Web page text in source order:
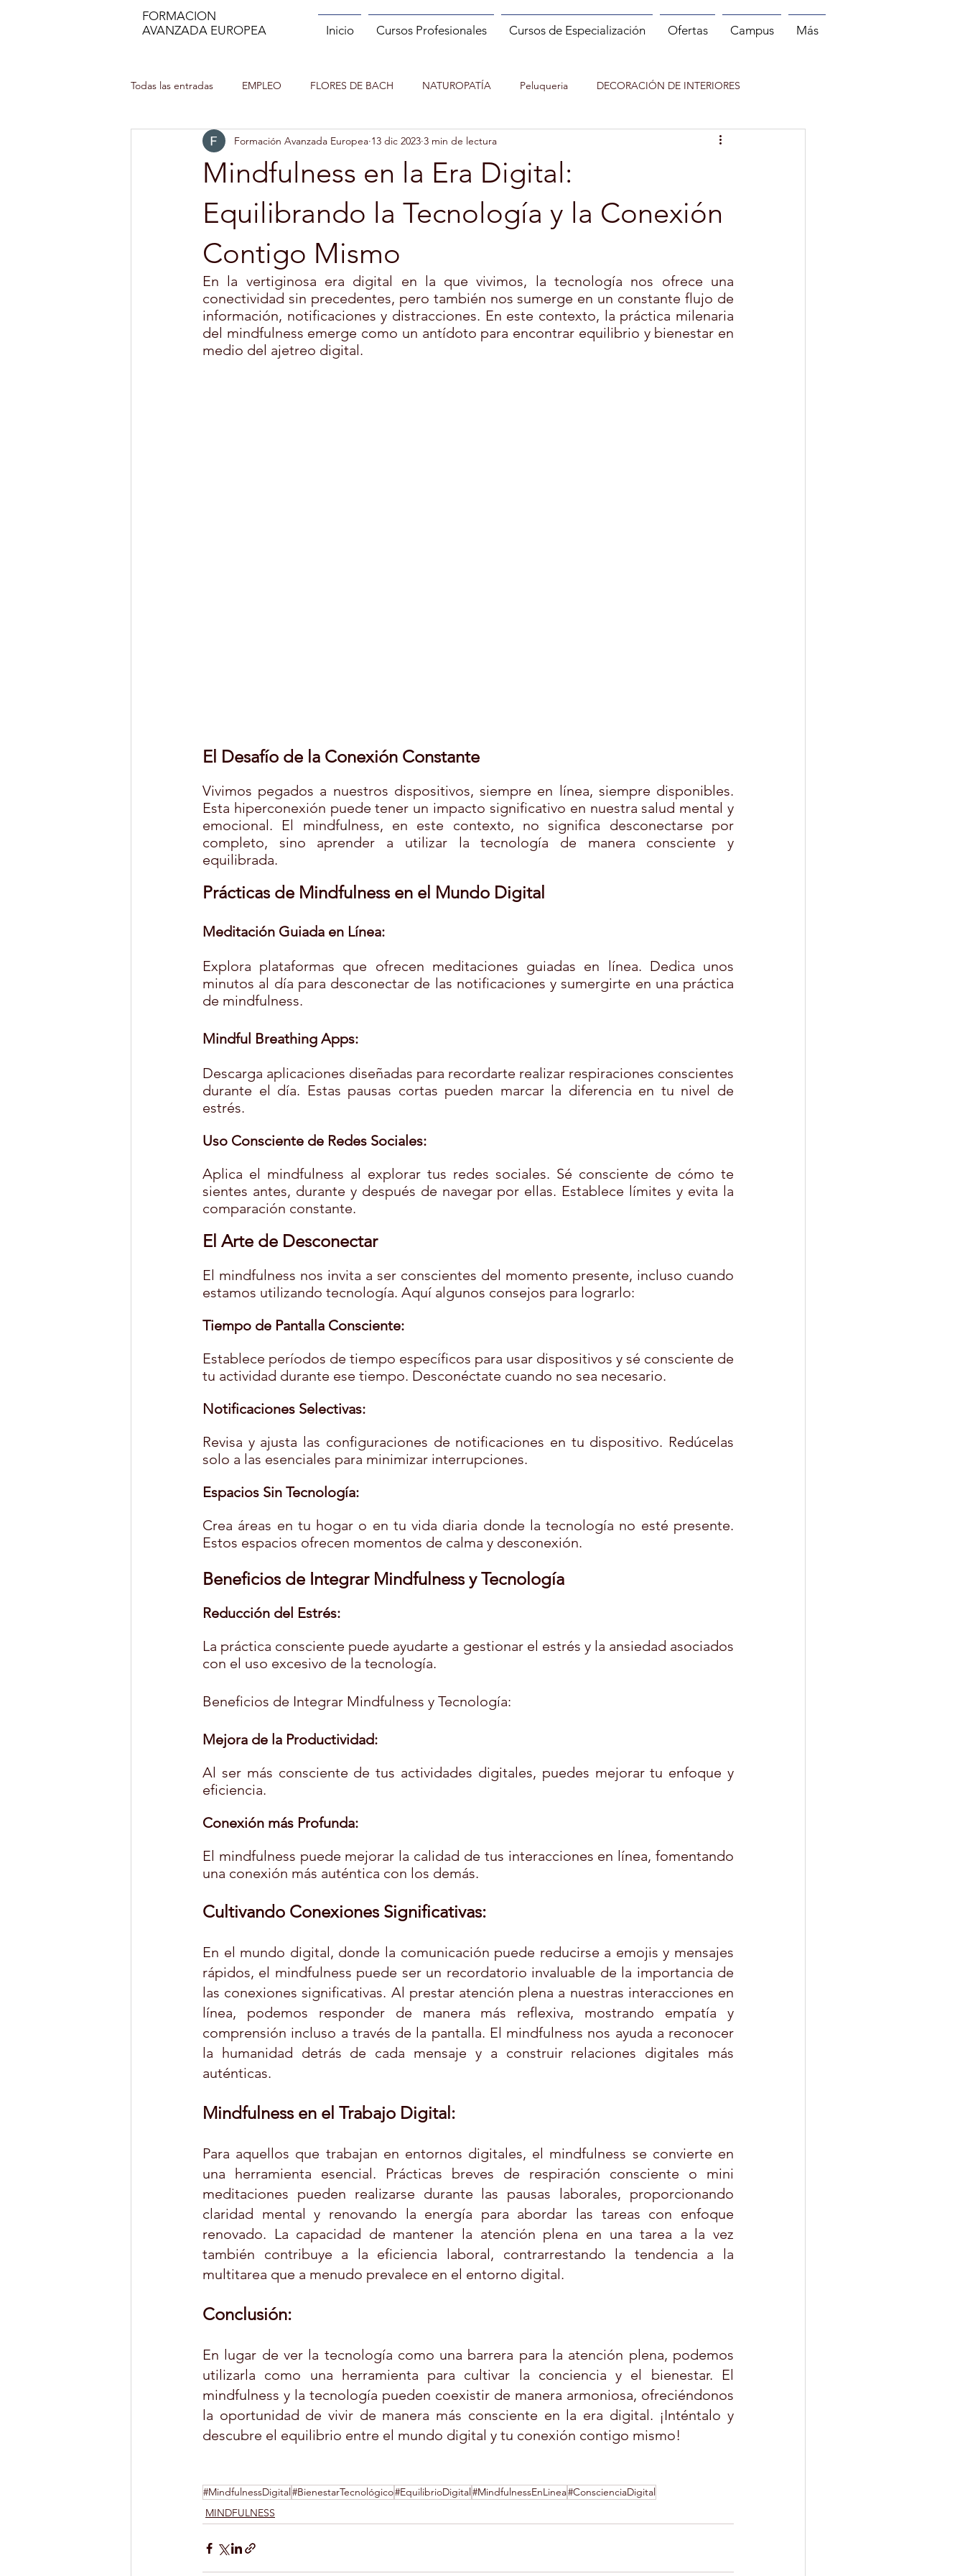
FORMACION
AVANZADA EUROPEA
Inicio Cursos Profesionales Cursos de Especialización Ofertas Campus Más
Todas las entradas EMPLEO FLORES DE BACH NATUROPATÍA Peluqueria DECORACIÓN DE INTERIORES
MANIPULADOR DE ALIMENTOS MANICURA MASAJE PILATES
INCENDIOS FORESTALES CUENTACUENTOS Asesor de imagen y Personal Shopper MONITOR DE RUNNING
MINDFULNESS PROFESOR DE ESPAÑOL (ELE)
AUXILIAR DE ENFERMERÍA EN GERIATRÍA EXPERTO EN NUTRICIÓN INFANTIL PSICOLOGIA INFANTIL
Mindfulness en la Era Digital:
Equilibrando la Tecnología y la Conexión
Contigo Mismo
Formación Avanzada Europea 13 dic 2023 3 min de lectura
En la vertiginosa era digital en la que vivimos, la tecnología nos ofrece una
conectividad sin precedentes, pero también nos sumerge en un constante flujo de
información, notificaciones y distracciones. En este contexto, la práctica milenaria
del mindfulness emerge como un antídoto para encontrar equilibrio y bienestar en
medio del ajetreo digital.
El Desafío de la Conexión Constante
Vivimos pegados a nuestros dispositivos, siempre en línea, siempre disponibles.
Esta hiperconexión puede tener un impacto significativo en nuestra salud mental y
emocional. El mindfulness, en este contexto, no significa desconectarse por
completo, sino aprender a utilizar la tecnología de manera consciente y
equilibrada.
Prácticas de Mindfulness en el Mundo Digital
Meditación Guiada en Línea:
Explora plataformas que ofrecen meditaciones guiadas en línea. Dedica unos
minutos al día para desconectar de las notificaciones y sumergirte en una práctica
de mindfulness.
Mindful Breathing Apps:
Descarga aplicaciones diseñadas para recordarte realizar respiraciones conscientes
durante el día. Estas pausas cortas pueden marcar la diferencia en tu nivel de
estrés.
Uso Consciente de Redes Sociales:
Aplica el mindfulness al explorar tus redes sociales. Sé consciente de cómo te
sientes antes, durante y después de navegar por ellas. Establece límites y evita la
comparación constante.
El Arte de Desconectar
El mindfulness nos invita a ser conscientes del momento presente, incluso cuando
estamos utilizando tecnología. Aquí algunos consejos para lograrlo:
Tiempo de Pantalla Consciente:
Establece períodos de tiempo específicos para usar dispositivos y sé consciente de
tu actividad durante ese tiempo. Desconéctate cuando no sea necesario.
Notificaciones Selectivas:
Revisa y ajusta las configuraciones de notificaciones en tu dispositivo. Redúcelas
solo a las esenciales para minimizar interrupciones.
Espacios Sin Tecnología:
Crea áreas en tu hogar o en tu vida diaria donde la tecnología no esté presente.
Estos espacios ofrecen momentos de calma y desconexión.
Beneficios de Integrar Mindfulness y Tecnología
Reducción del Estrés:
La práctica consciente puede ayudarte a gestionar el estrés y la ansiedad asociados
con el uso excesivo de la tecnología.
Beneficios de Integrar Mindfulness y Tecnología:
Mejora de la Productividad:
Al ser más consciente de tus actividades digitales, puedes mejorar tu enfoque y
eficiencia.
Conexión más Profunda:
El mindfulness puede mejorar la calidad de tus interacciones en línea, fomentando
una conexión más auténtica con los demás.
Cultivando Conexiones Significativas:
En el mundo digital, donde la comunicación puede reducirse a emojis y mensajes
rápidos, el mindfulness puede ser un recordatorio invaluable de la importancia de
las conexiones significativas. Al prestar atención plena a nuestras interacciones en
línea, podemos responder de manera más reflexiva, mostrando empatía y
comprensión incluso a través de la pantalla. El mindfulness nos ayuda a reconocer
la humanidad detrás de cada mensaje y a construir relaciones digitales más
auténticas.
Mindfulness en el Trabajo Digital:
Para aquellos que trabajan en entornos digitales, el mindfulness se convierte en
una herramienta esencial. Prácticas breves de respiración consciente o mini
meditaciones pueden realizarse durante las pausas laborales, proporcionando
claridad mental y renovando la energía para abordar las tareas con enfoque
renovado. La capacidad de mantener la atención plena en una tarea a la vez
también contribuye a la eficiencia laboral, contrarrestando la tendencia a la
multitarea que a menudo prevalece en el entorno digital.
Conclusión:
En lugar de ver la tecnología como una barrera para la atención plena, podemos
utilizarla como una herramienta para cultivar la conciencia y el bienestar. El
mindfulness y la tecnología pueden coexistir de manera armoniosa, ofreciéndonos
la oportunidad de vivir de manera más consciente en la era digital. ¡Inténtalo y
descubre el equilibrio entre el mundo digital y tu conexión contigo mismo!
#MindfulnessDigital #BienestarTecnológico#EquilibrioDigital #MindfulnessEnLinea#ConscienciaDigital
MINDFULNESS